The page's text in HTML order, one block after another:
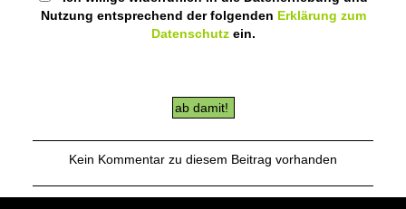
Nutzung entsprechend der folgenden Erklärung zum
Datenschutzein.
Kein Kommentar zu diesem Beitrag vorhanden